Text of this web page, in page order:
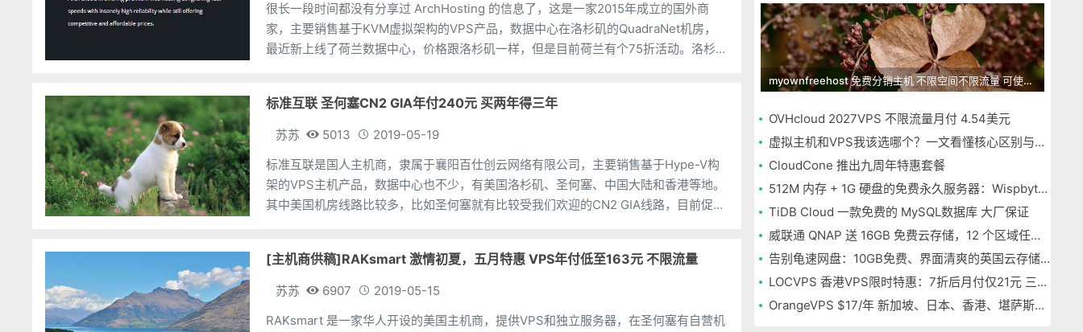
很长一段时间都没有分享过 ArchHosting 的信息了，这是一家2015年成立的国外商
家，主要销售基于KVM虚拟架构的VPS产品，数据中心在洛杉矶的QuadraNet机房，
最近新上线了荷兰数据中心，价格跟洛杉矶一样，但是目前荷兰有个75折活动。洛杉矶
标准互联 圣何塞CN2 GIA年付240元 买两年得三年
苏苏 5013
2019-05-19
标准互联是国人主机商，隶属于襄阳百仕创云网络有限公司，主要销售基于Hype-V构
架的VPS主机产品，数据中心也不少，有美国洛杉矶、圣何塞、中国大陆和香港等地。
其中美国机房线路比较多，比如圣何塞就有比较受我们欢迎的CN2 GIA线路，目前促销
[主机商供稿]RAKsmart 激情初夏，五月特惠 VPS年付低至163元 不限流量
苏苏 6907
2019-05-15
RAKsmart 是一家华人开设的美国主机商，提供VPS和独立服务器，在圣何塞有自营机
myownfreehost 免费分销主机 不限空间不限流量 可使用免费域名申请
OVHcloud 2027VPS 不限流量月付 4.54美元
虚拟主机和VPS我该选哪个？一文看懂核心区别与选择指南
CloudCone 推出九周年特惠套餐
512M 内存 + 1G 硬盘的免费永久服务器：Wispbyte 上手
TiDB Cloud 一款免费的 MySQL数据库 大厂保证
威联通 QNAP 送 16GB 免费云存储，12 个区域任选，邮箱注册即可
告别龟速网盘：10GB免费、界面清爽的英国云存储Icedrive体验
LOCVPS 香港VPS限时特惠：7折后月付仅21元 三网优化BGP线路 可选原生IP
OrangeVPS $17/年 新加坡、日本、香港、堪萨斯机房